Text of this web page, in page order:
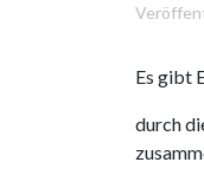
Es gibt
durch